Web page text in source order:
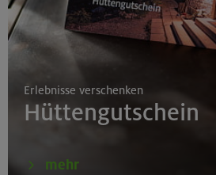
17./18./19.08.26
Aufbaukurs Klettern indoor
München
16.08.26
Erlebnisse verschenken
Hüttengutschein
mehr